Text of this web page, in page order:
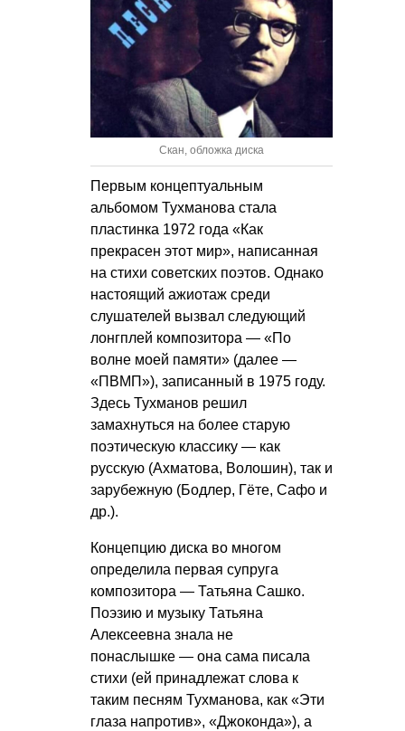
Скан, обложка диска
Первым концептуальным
альбомом Тухманова стала
пластинка 1972 года «Как
прекрасен этот мир», написанная
на стихи советских поэтов. Однако
настоящий ажиотаж среди
слушателей вызвал следующий
лонгплей композитора — «По
волне моей памяти» (далее —
«ПВМП»), записанный в 1975 году.
Здесь Тухманов решил
замахнуться на более старую
поэтическую классику — как
русскую (Ахматова, Волошин), так и
зарубежную (Бодлер, Гёте, Сафо и
др.).
Концепцию диска во многом
определила первая супруга
композитора — Татьяна Сашко.
Поэзию и музыку Татьяна
Алексеевна знала не
понаслышке — она сама писала
стихи (ей принадлежат слова к
таким песням Тухманова, как «Эти
глаза напротив», «Джоконда»), а